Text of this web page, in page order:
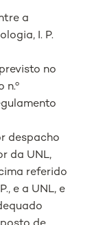
a
I. P.
no
n.º
despacho
da UNL,
referido
e a UNL, e